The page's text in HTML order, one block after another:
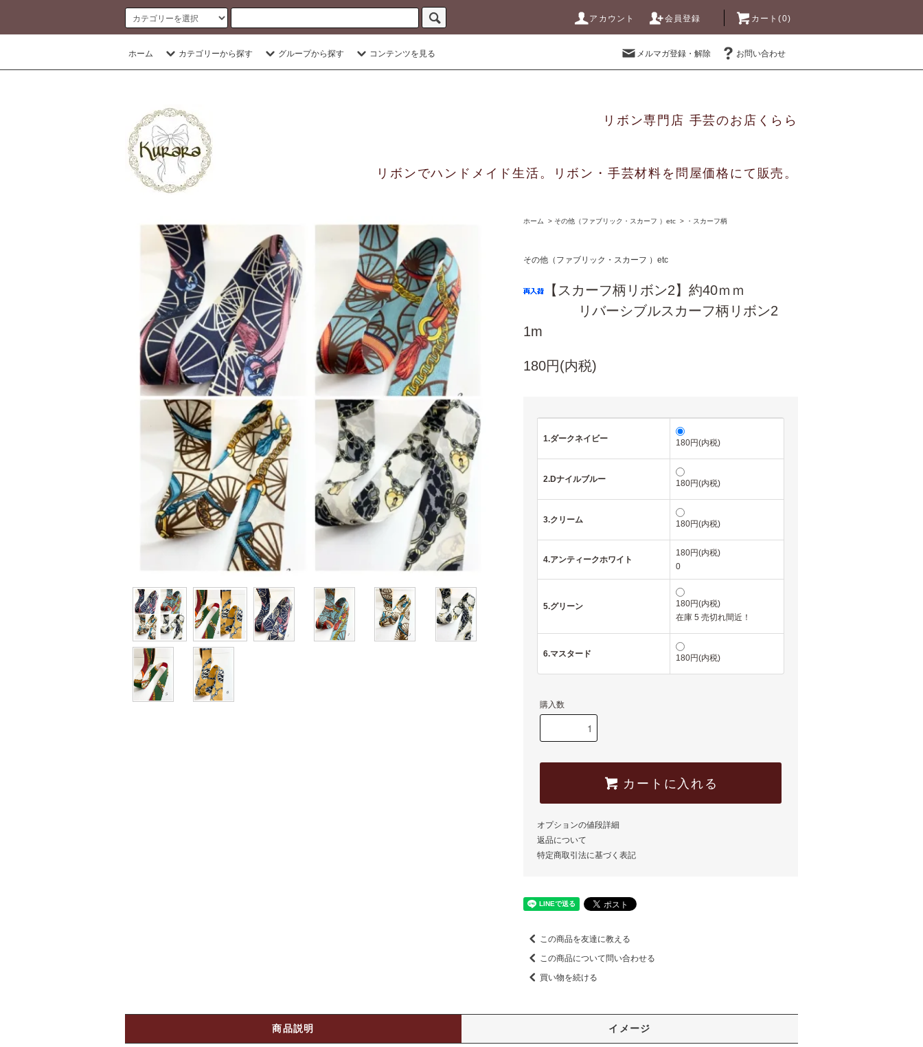
アカウント 会員登録 カート(0)
ホーム カテゴリーから探す グループから探す コンテンツを見る メルマガ登録・解除 お問い合わせ
リボン専門店 手芸のお店くらら
リボンでハンドメイド生活。リボン・手芸材料を問屋価格にて販売。
ホーム > その他（ファブリック・スカーフ ）etc > ・スカーフ柄
その他（ファブリック・スカーフ ）etc
【スカーフ柄リボン2】約40ｍｍ
リバーシブルスカーフ柄リボン2
1m
180円(内税)
1.ダークネイビー 180円(内税)
2.Dナイルブルー 180円(内税)
3.クリーム 180円(内税)
4.アンティークホワイト
180円(内税)
0
5.グリーン
180円(内税)
在庫 5 売切れ間近！
6.マスタード 180円(内税)
購入数
カートに入れる
オプションの値段詳細
返品について
特定商取引法に基づく表記
この商品を友達に教える
この商品について問い合わせる
買い物を続ける
商品説明 イメージ